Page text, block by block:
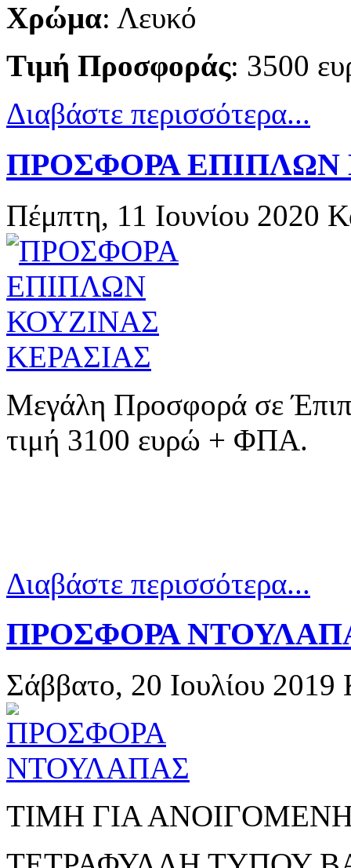
Χρώμα: Λευκό
Τιμή Προσφοράς: 3500
Διαβάστε περισσότερα...
ΠΡΟΣΦΟΡΑ ΕΠΙΠΛΩΝ
Πέμπτη, 11 Ιουνίου 2020
Μεγάλη Προσφορά σε
τιμή 3100 ευρώ + ΦΠΑ.
Διαβάστε περισσότερα...
ΠΡΟΣΦΟΡΑ
Σάββατο, 20 Ιουλίου 2019
ΤΙΜΗ ΓΙΑ